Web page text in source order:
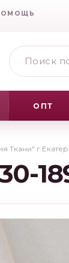
ОПТ
Ткани"